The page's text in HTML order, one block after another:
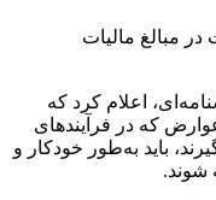
اعلام کرد که
که در فرآیند‌های
باید به‌طور خودکار و
شوند.